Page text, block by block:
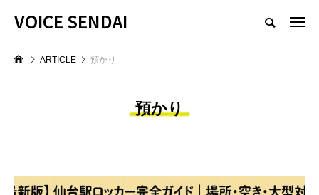
VOICE SENDAI
ARTICLE 預かり
預かり